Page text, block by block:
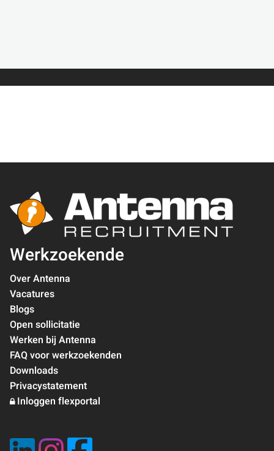
Werkzoekende
Over Antenna
Vacatures
Blogs
Open sollicitatie
Werken bij Antenna
FAQ voor werkzoekenden
Downloads
Privacystatement
Inloggen flexportal